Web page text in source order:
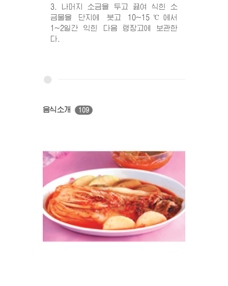
3. 나머지 소금을 두고 끓여 식힌 소
금물을 단지에 붓고 10~15℃에서
1~2일간 익힌 다음 랭장고에 보관한
다.
음식소개 109